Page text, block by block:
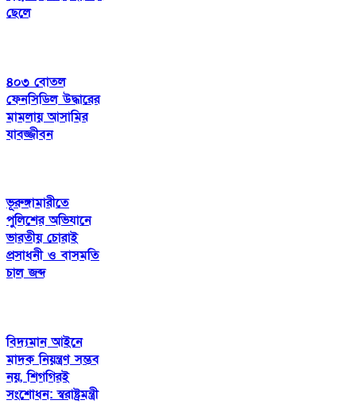
ছেলে
৪০৩ বোতল
ফেনসিডিল উদ্ধারের
মামলায় আসামির
যাবজ্জীবন
ভূরুঙ্গামারীতে
পুলিশের অভিযানে
ভারতীয় চোরাই
প্রসাধনী ও বাসমতি
চাল জব্দ
বিদ্যমান আইনে
মাদক নিয়ন্ত্রণ সম্ভব
নয়, শিগগিরই
সংশোধন: স্বরাষ্ট্রমন্ত্রী